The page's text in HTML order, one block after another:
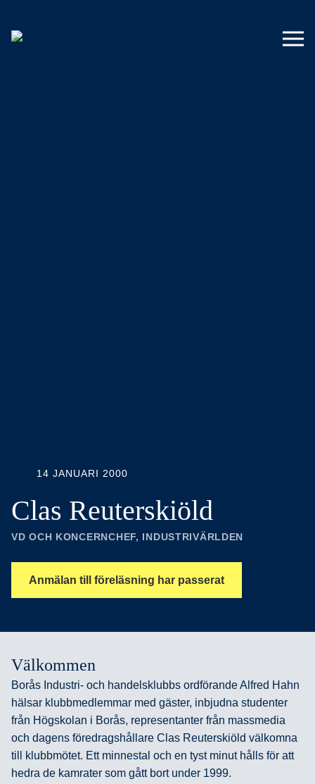
14 JANUARI 2000
Clas Reuterskiöld
VD OCH KONCERNCHEF, INDUSTRIVÄRLDEN
Anmälan till föreläsning har passerat
Välkommen
Borås Industri- och handelsklubbs ordförande Alfred Hahn
hälsar klubbmedlemmar med gäster, inbjudna studenter
från Högskolan i Borås, representanter från massmedia
och dagens föredragshållare Clas Reuterskiöld välkomna
till klubbmötet. Ett minnestal och en tyst minut hålls för att
hedra de kamrater som gått bort under 1999.